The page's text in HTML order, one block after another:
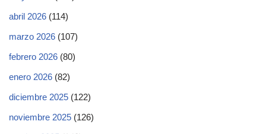
abril 2026 (114)
marzo 2026 (107)
febrero 2026 (80)
enero 2026 (82)
diciembre 2025 (122)
noviembre 2025 (126)